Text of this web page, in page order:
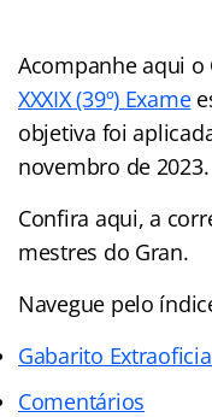
Acompanhe aqui o
XXXIX (39º) Exame
objetiva foi
novembro de 2023.
Confira aqui, a
mestres do Gran.
Navegue pelo
Gabarito
Comentários